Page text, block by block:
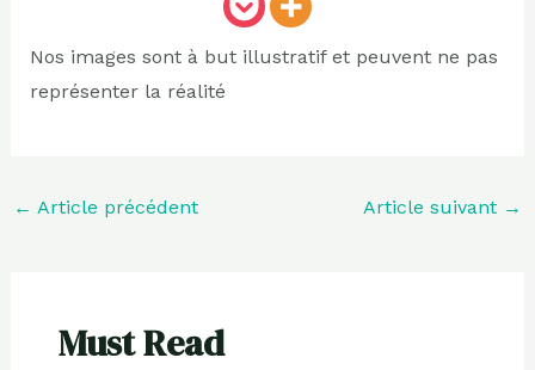
Nos images sont à but illustratif et peuvent ne pas
représenter la réalité
← Article précédent Article suivant →
Must Read